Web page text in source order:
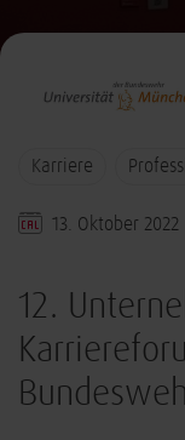
Karriere
13. Oktober 2022
12.